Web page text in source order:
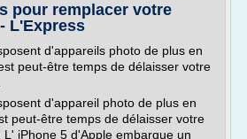
pour remplacer votre
L'Express
d'appareils photo de plus en
peut-être temps de délaisser votre
d'appareil photo de plus en
peut-être temps de délaisser votre
iPhone 5 d'Apple embarque un